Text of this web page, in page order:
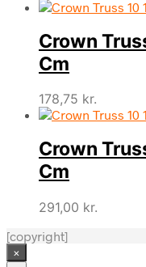
Crown
Cm
178,75 kr.
Crown
Cm
291,00 kr.
[copyright]
×